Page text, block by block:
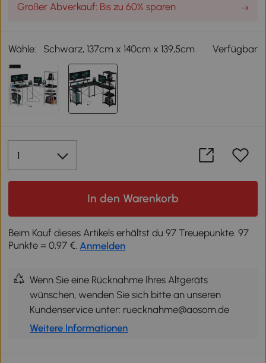
Großer Abverkauf: Bis zu 60% sparen
Wähle: Schwarz, 137cm x 140cm x 139,5cm Verfügbar
In den Warenkorb
Beim Kauf dieses Artikels erhältst du 97 Treuepunkte. 97
Punkte = 0,97 €. Anmelden
Wenn Sie eine Rücknahme Ihres Altgeräts
wünschen, wenden Sie sich bitte an unseren
Kundenservice unter: ruecknahme@aosom.de
Weitere Informationen